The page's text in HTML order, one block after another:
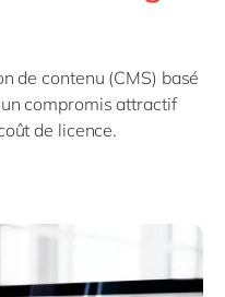
de contenu (CMS) basé
compromis attractif
de licence.